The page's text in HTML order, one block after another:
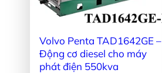
Volvo Penta TAD1642GE –
Động cơ diesel cho máy
phát điện 550kva